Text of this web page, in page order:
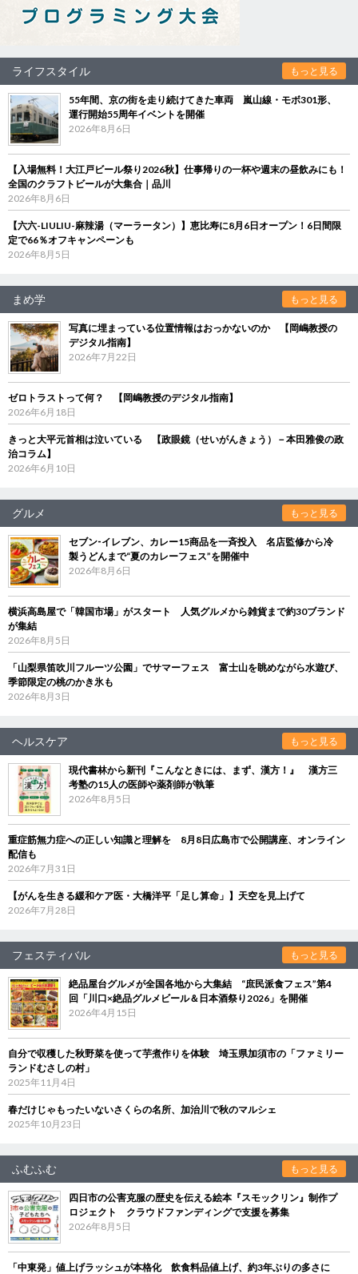
ライフスタイル もっと見る
55年間、京の街を走り続けてきた車両 嵐山線・モボ301形、
運行開始55周年イベントを開催
2026年8月6日
【入場無料！大江戸ビール祭り2026秋】仕事帰りの一杯や週末の昼飲みにも！
全国のクラフトビールが大集合｜品川
2026年8月6日
【六六-LIULIU-麻辣湯（マーラータン）】恵比寿に8月6日オープン！6日間限
定で66％オフキャンペーンも
2026年8月5日
まめ学 もっと見る
写真に埋まっている位置情報はおっかないのか 【岡嶋教授の
デジタル指南】
2026年7月22日
ゼロトラストって何？ 【岡嶋教授のデジタル指南】
2026年6月18日
きっと大平元首相は泣いている 【政眼鏡（せいがんきょう）－本田雅俊の政
治コラム】
2026年6月10日
グルメ もっと見る
セブン‐イレブン、カレー15商品を一斉投入 名店監修から冷
製うどんまで“夏のカレーフェス”を開催中
2026年8月6日
横浜高島屋で「韓国市場」がスタート 人気グルメから雑貨まで約30ブランド
が集結
2026年8月5日
「山梨県笛吹川フルーツ公園」でサマーフェス 富士山を眺めながら水遊び、
季節限定の桃のかき氷も
2026年8月3日
ヘルスケア もっと見る
現代書林から新刊『こんなときには、まず、漢方！』 漢方三
考塾の15人の医師や薬剤師が執筆
2026年8月5日
重症筋無力症への正しい知識と理解を 8月8日広島市で公開講座、オンライン
配信も
2026年7月31日
【がんを生きる緩和ケア医・大橋洋平「足し算命」】天空を見上げて
2026年7月28日
フェスティバル もっと見る
絶品屋台グルメが全国各地から大集結 “庶民派食フェス”第4
回「川口×絶品グルメビール＆日本酒祭り2026」を開催
2026年4月15日
自分で収穫した秋野菜を使って芋煮作りを体験 埼玉県加須市の「ファミリー
ランドむさしの村」
2025年11月4日
春だけじゃもったいないさくらの名所、加治川で秋のマルシェ
2025年10月23日
ふむふむ もっと見る
四日市の公害克服の歴史を伝える絵本『スモックリン』制作プ
ロジェクト クラウドファンディングで支援を募集
2026年8月5日
「中東発」値上げラッシュが本格化 飲食料品値上げ、約3年ぶりの多さに